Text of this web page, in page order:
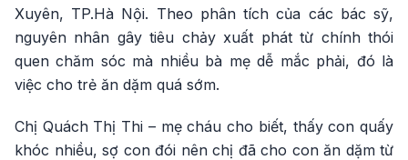
Xuyên, TP.Hà Nội. Theo phân tích của các bác sỹ,
nguyên nhân gây tiêu chảy xuất phát từ chính thói
quen chăm sóc mà nhiều bà mẹ dễ mắc phải, đó là
việc cho trẻ ăn dặm quá sớm.
Chị Quách Thị Thi – mẹ cháu cho biết, thấy con quấy
khóc nhiều, sợ con đói nên chị đã cho con ăn dặm từ